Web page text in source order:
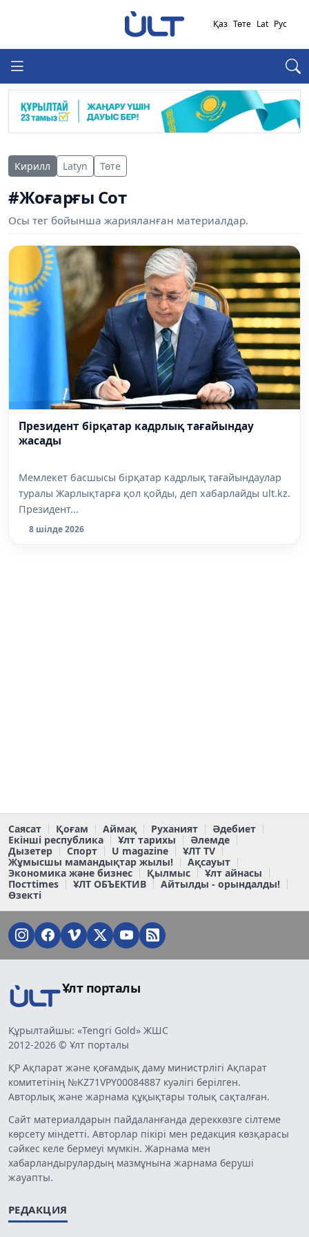
Қаз Төте Lat Рус
Кирилл Latyn Төте
#Жоғарғы Сот
Осы тег бойынша жарияланған материалдар.
Президент бірқатар кадрлық тағайындау
жасады
Мемлекет басшысы бірқатар кадрлық тағайындаулар
туралы Жарлықтарға қол қойды, деп хабарлайды ult.kz.
Президент...
8 шілде 2026
Саясат Қоғам Аймақ Руханият
Әдебиет
Екінші республика
Ұлт тарихы
Әлемде
Дызетер
Спорт U magazine
ҰЛТ TV
Жұмысшы мамандықтар жылы!
Ақсауыт
Экономика және бизнес
Қылмыс
Ұлт айнасы
Постtimes
ҰЛТ ОБЪЕКТИВ
Айтылды - орындалды!
Өзекті
Ұлт порталы
Құрылтайшы: «Tengri Gold» ЖШС
2012-2026 © Ұлт порталы
ҚР Ақпарат және қоғамдық даму министрлігі Ақпарат
комитетінің №KZ71VPY00084887 куәлігі берілген.
Авторлық және жарнама құқықтары толық сақталған.
Сайт материалдарын пайдаланғанда дереккөзге сілтеме
көрсету міндетті. Авторлар пікірі мен редакция көзқарасы
сәйкес келе бермеуі мүмкін. Жарнама мен
хабарландырулардың мазмұнына жарнама беруші
жауапты.
РЕДАКЦИЯ